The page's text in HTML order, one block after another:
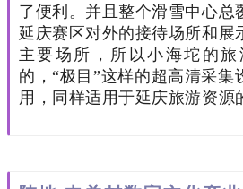
了便利。并且整个滑雪中心总
延庆赛区对外的接待场所和展
主要场所，所以小海坨的
的，“极目”这样的超高清采集
用，同样适用于延庆旅游资源